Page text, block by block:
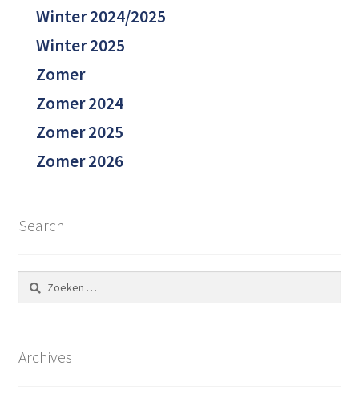
Winter 2024/2025
Winter 2025
Zomer
Zomer 2024
Zomer 2025
Zomer 2026
Search
Zoeken
naar:
Archives